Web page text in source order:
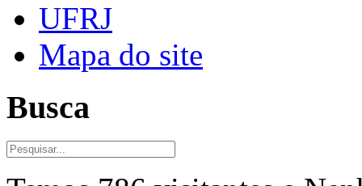
UFRJ
Mapa do site
Busca